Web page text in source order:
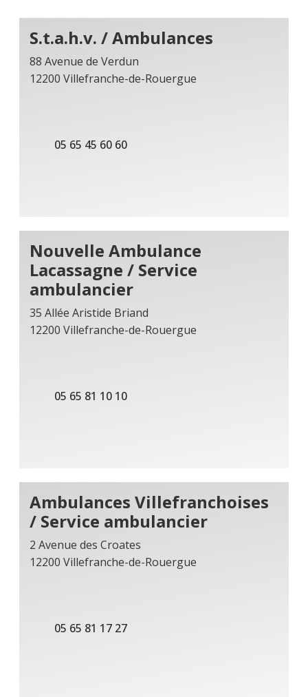
S.t.a.h.v. / Ambulances
88 Avenue de Verdun
12200 Villefranche-de-Rouergue
05 65 45 60 60
Nouvelle Ambulance
Lacassagne / Service
ambulancier
35 Allée Aristide Briand
12200 Villefranche-de-Rouergue
05 65 81 10 10
Ambulances Villefranchoises
/ Service ambulancier
2 Avenue des Croates
12200 Villefranche-de-Rouergue
05 65 81 17 27